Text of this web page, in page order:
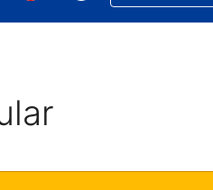
birimi seçimi yap. Mevcut para
Dil seçimi yap. Mevcut